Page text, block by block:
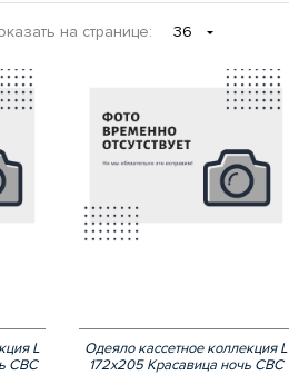
на странице: 36
L
СВС
Одеяло кассетное коллекция L
172х205 Красавица ночь СВС